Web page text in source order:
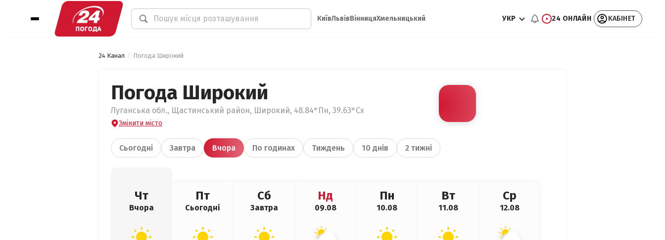
КиївЛьвівВінницяХмельницький УКР 24 ОНЛАЙН КАБІНЕТ
24 Канал Погода Широкий
Погода Широкий
Луганська обл., Щастинський район, Широкий, 48.84°Пн, 39.63°Сх
Змінити місто
Сьогодні Завтра Вчора По годинах Тиждень 10 днів 2 тижні
Чт
Вчора
Пт
Сьогодні
Сб
Завтра
Нд
09.08
Пн
10.08
Вт
11.08
Ср
12.08